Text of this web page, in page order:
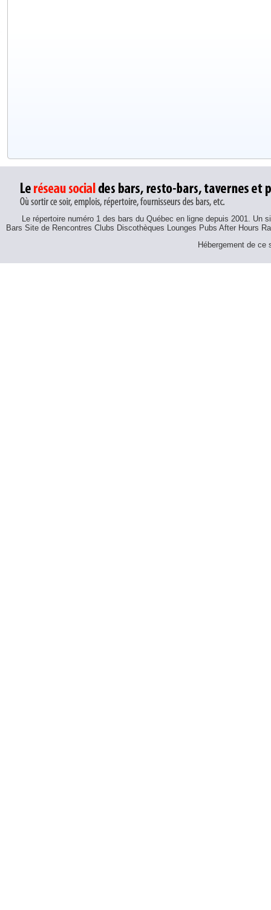
Le répertoire numéro 1 des bars du Québec en ligne depuis 2001.
Bars Site de Rencontres Clubs Discothèques Lounges Pubs After Hours
Hébergement de ce